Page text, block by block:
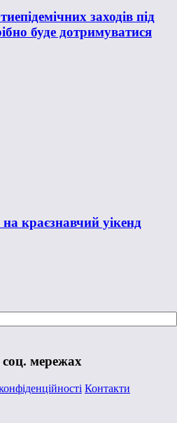
заходів під
буде дотримуватися
краєзнавчий уікенд
соц. мережах
Контакти